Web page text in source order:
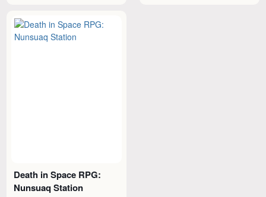
Death in Space RPG:
Nunsuaq Station